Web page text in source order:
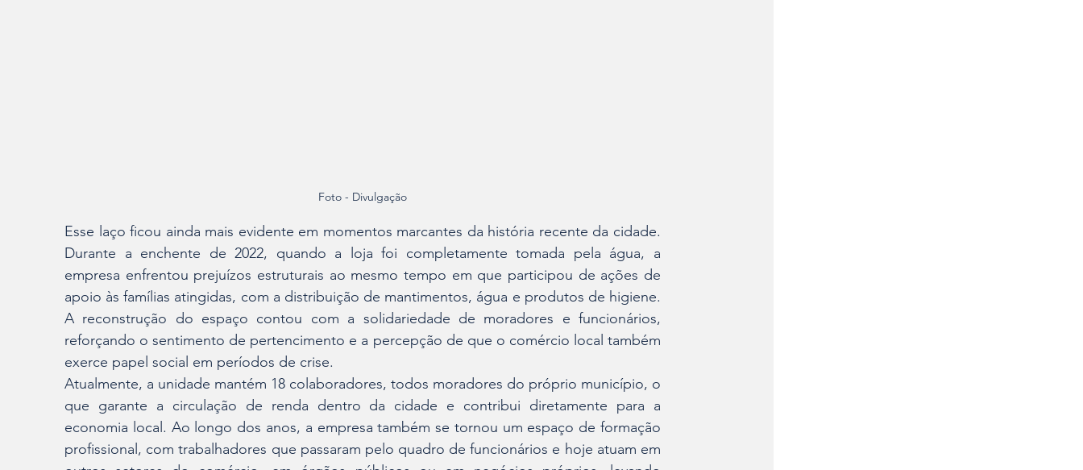
Foto - Divulgação
Esse laço ficou ainda mais evidente em momentos marcantes da história recente da cidade.
Durante a enchente de 2022, quando a loja foi completamente tomada pela água, a
empresa enfrentou prejuízos estruturais ao mesmo tempo em que participou de ações de
apoio às famílias atingidas, com a distribuição de mantimentos, água e produtos de higiene.
A reconstrução do espaço contou com a solidariedade de moradores e funcionários,
reforçando o sentimento de pertencimento e a percepção de que o comércio local também
exerce papel social em períodos de crise.
Atualmente, a unidade mantém 18 colaboradores, todos moradores do próprio município, o
que garante a circulação de renda dentro da cidade e contribui diretamente para a
economia local. Ao longo dos anos, a empresa também se tornou um espaço de formação
profissional, com trabalhadores que passaram pelo quadro de funcionários e hoje atuam em